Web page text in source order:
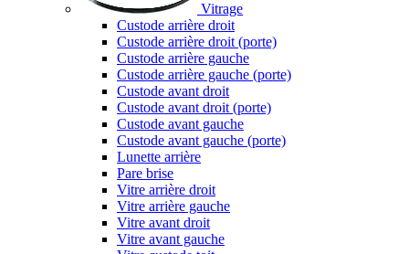
Vitrage
Custode arrière droit
Custode arrière droit (porte)
Custode arrière gauche
Custode arrière gauche (porte)
Custode avant droit
Custode avant droit (porte)
Custode avant gauche
Custode avant gauche (porte)
Lunette arrière
Pare brise
Vitre arrière droit
Vitre arrière gauche
Vitre avant droit
Vitre avant gauche